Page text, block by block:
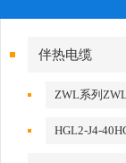
伴热电缆
ZWL系列
HGL2-J4-